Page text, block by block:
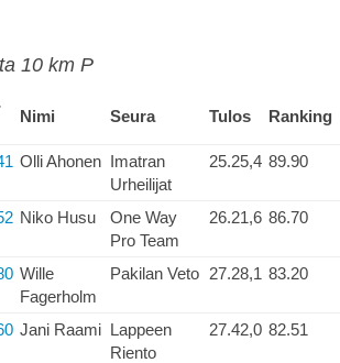
10 km P
Nimi Seura Tulos Ranking
Olli Ahonen Imatran
Urheilijat
25.25,4 89.90
Niko Husu
One Way
Pro Team
26.21,6 86.70
Wille
Fagerholm
Pakilan Veto 27.28,1 83.20
Jani Raami Lappeen
Riento
27.42,0 82.51